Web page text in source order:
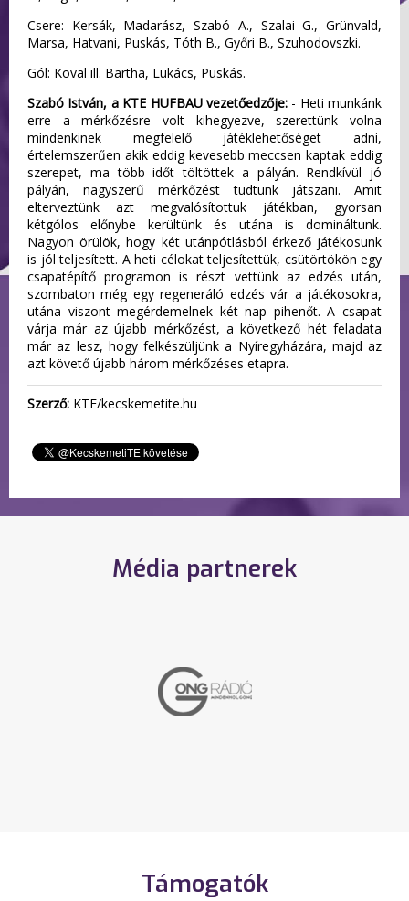
Csere: Kersák, Madarász, Szabó A., Szalai G., Grünvald,
Marsa, Hatvani, Puskás, Tóth B., Győri B., Szuhodovszki.
Gól: Koval ill. Bartha, Lukács, Puskás.
Szabó István, a KTE HUFBAU vezetőedzője:- Heti munkánk
erre a mérkőzésre volt kihegyezve, szerettünk volna
mindenkinek megfelelő játéklehetőséget adni,
értelemszerűen akik eddig kevesebb meccsen kaptak eddig
szerepet, ma több időt töltöttek a pályán. Rendkívül jó
pályán, nagyszerű mérkőzést tudtunk játszani. Amit
elterveztünk azt megvalósítottuk játékban, gyorsan
kétgólos előnybe kerültünk és utána is domináltunk.
Nagyon örülök, hogy két utánpótlásból érkező játékosunk
is jól teljesített. A heti célokat teljesítettük, csütörtökön egy
csapatépítő programon is részt vettünk az edzés után,
szombaton még egy regeneráló edzés vár a játékosokra,
utána viszont megérdemelnek két nap pihenőt. A csapat
várja már az újabb mérkőzést, a következő hét feladata
már az lesz, hogy felkészüljünk a Nyíregyházára, majd az
azt követő újabb három mérkőzéses etapra.
Szerző: KTE/kecskemetite.hu
Média partnerek
Támogatók